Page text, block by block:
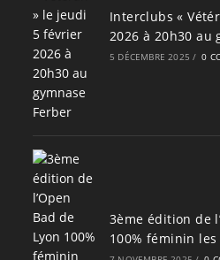
Interclubs «
2026 à 20h30 au
5 DÉCEMBRE 2025 / 0
3ème édition de
100% féminin